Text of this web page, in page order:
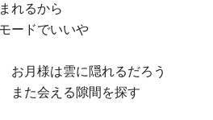
れるから
ードでいいや
月様は雲に隠れるだろう
また会える隙間を探す